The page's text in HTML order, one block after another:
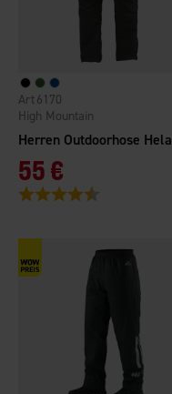
High Mountain
6170
55 €
Bewertung: